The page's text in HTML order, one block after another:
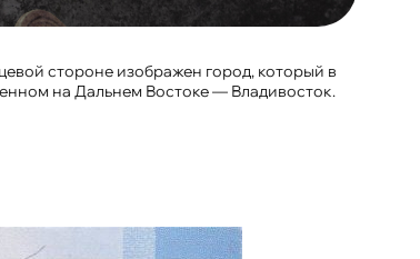
стороне изображен город, который в
на Дальнем Востоке — Владивосток.